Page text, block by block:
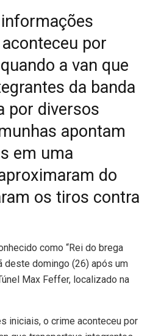
por
a van que
da banda
por diversos
apontam
em uma
do
os tiros contra
como “Rei do brega
deste domingo (26) após um
Max Feffer, localizado na
iniciais, o crime aconteceu por